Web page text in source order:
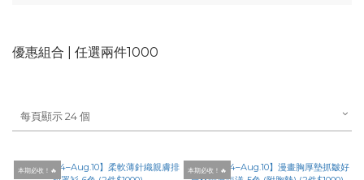
優惠組合 | 任選兩件1000
每頁顯示 24 個
本期必收！🔥 本期必收！🔥